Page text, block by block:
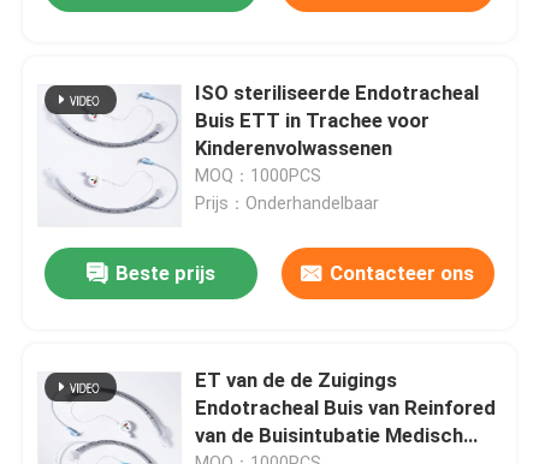
Kwaliteitscontrole
nieuws
Alle Gevallen
Vraag een offerte aan
ISO steriliseerde Endotracheal
Buis ETT in Trachee voor
Kinderenvolwassenen
MOQ：1000PCS
Prijs：Onderhandelbaar
Beste prijs Contacteer ons
ET van de de Zuigings
Endotracheal Buis van Reinfored
van de Buisintubatie Medisch